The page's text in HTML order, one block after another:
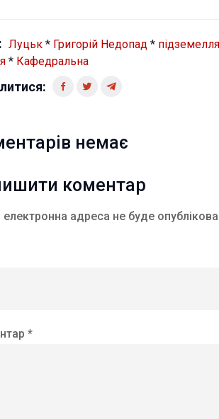
Луцьк * Григорій Недопад * підземелля
* Кафедральна
немає
коментар
адреса не буде
*